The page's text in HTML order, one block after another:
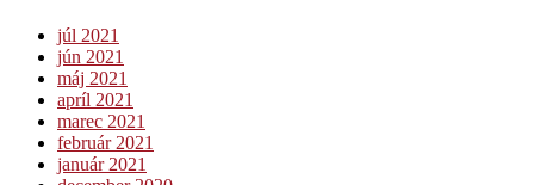
júl 2021
jún 2021
máj 2021
apríl 2021
marec 2021
február 2021
január 2021